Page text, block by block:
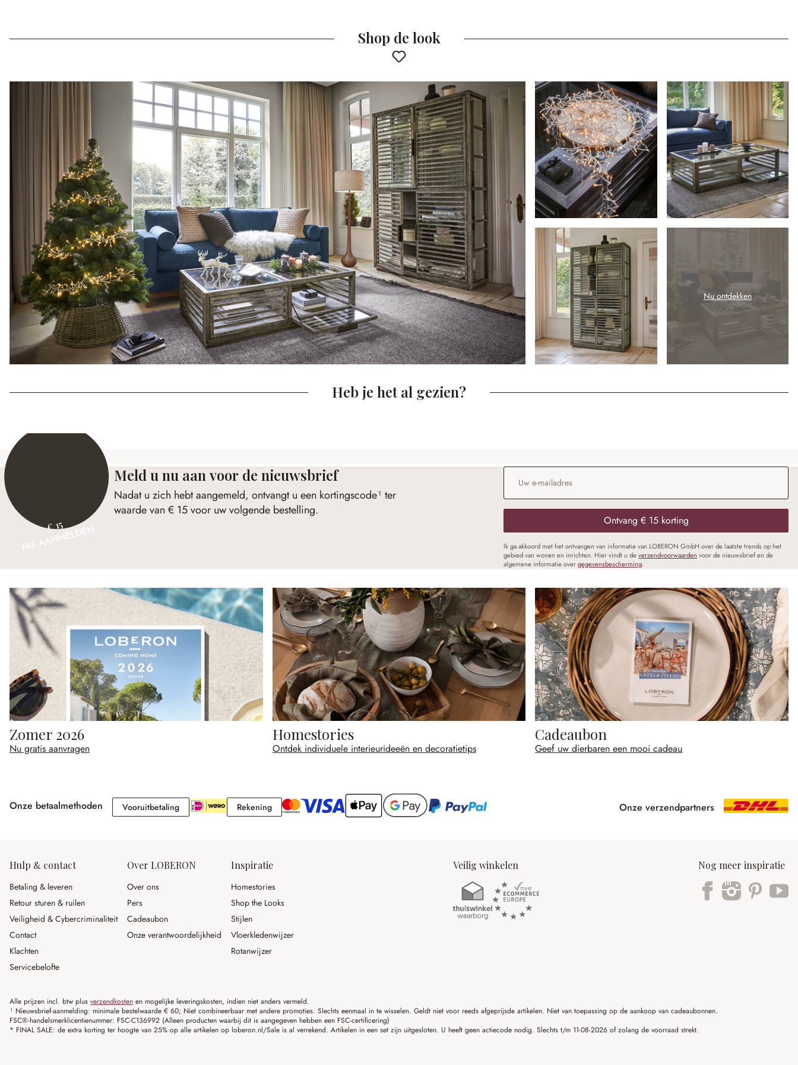
Shop de look
Nu ontdekken
Heb je het al gezien?
€ 15
NU AANMELDEN
Meld u nu aan voor de nieuwsbrief
Nadat u zich hebt aangemeld, ontvangt u een kortingscode¹ ter
waarde van € 15 voor uw volgende bestelling.
E-mailadres
Ontvang € 15 korting
Ik ga akkoord met het ontvangen van informatie van LOBERON GmbH over de laatste trends op het
gebied van wonen en inrichten. Hier vindt u deverzendvoorwaarden voor de nieuwsbrief en de
algemene informatie overgegevensbescherming.
Zomer 2026
Nu gratis aanvragen
Homestories
Ontdek individuele interieurideeën en decoratietips
Cadeaubon
Geef uw dierbaren een mooi cadeau
Onze betaalmethoden VooruitbetalingVooruitbetaling RekeningRekening Onze verzendpartners
Hulp & contact
Betaling & leveren
Retour sturen & ruilen
Veiligheid & Cybercriminaliteit
Contact
Klachten
Servicebelofte
Over LOBERON
Over ons
Pers
Cadeaubon
Onze verantwoordelijkheid
Inspiratie
Homestories
Shop the Looks
Stijlen
Vloerkledenwijzer
Rotanwijzer
Veilig winkelen Nog meer inspiratie
Alle prijzen incl. btw plus verzendkosten en mogelijke leveringskosten, indien niet anders vermeld.
¹ Nieuwsbrief-aanmelding: minimale bestelwaarde € 60; Niet combineerbaar met andere promoties. Slechts eenmaal in te wisselen. Geldt niet voor reeds afgeprijsde artikelen. Niet van toepassing op de aankoop van cadeaubonnen.
FSC®-handelsmerklicentienummer: FSC-C136992 (Alleen producten waarbij dit is aangegeven hebben een FSC-certificering)
* FINAL SALE: de extra korting ter hoogte van 25% op alle artikelen op loberon.nl/Sale is al verrekend. Artikelen in een set zijn uitgesloten. U heeft geen actiecode nodig. Slechts t/m 11-08-2026 of zolang de voorraad strekt.